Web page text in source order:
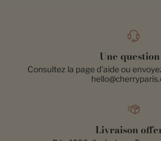
Une
Consultez la page d'aide ou
Livraison